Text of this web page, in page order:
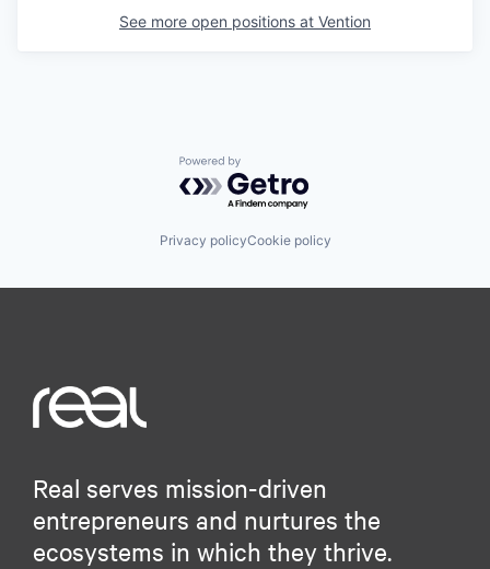
See more open positions at Vention
Powered by Getro.com
Privacy policyCookie policy
Real serves mission-driven
entrepreneurs and nurtures the
ecosystems in which they thrive.